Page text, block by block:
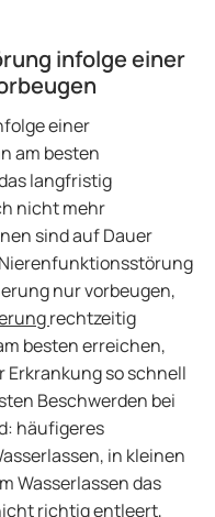
infolge einer
einer
am besten
langfristig
nicht mehr
sind auf Dauer
nur vorbeugen,
rechtzeitig
besten erreichen,
Erkrankung so schnell
Beschwerden bei
häufigeres
in kleinen
Wasserlassen das
richtig entleert,